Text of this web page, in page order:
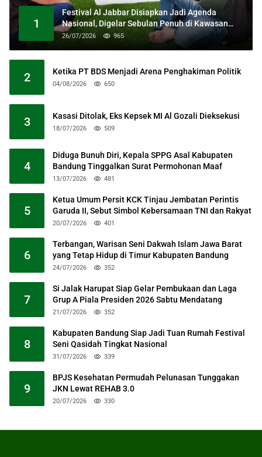
1
Festival Al Jabbar Disiapkan Jadi Agenda
Nasional, Digelar Sebulan Penuh di Kawasan
Masjid Raya Al Jabbar
26/07/2026 965
2 Ketika PT BDS Menjadi Arena Penghakiman Politik
04/08/2026 650
3 Kasasi Ditolak, Eks Kepsek MI Al Gozali Dieksekusi
18/07/2026 509
4
Diduga Bunuh Diri, Kepala SPPG Asal Kabupaten
Bandung Tinggalkan Surat Permohonan Maaf
13/07/2026 481
5
Ketua Umum Persit KCK Tinjau Jembatan Perintis
Garuda II, Sebut Simbol Kebersamaan TNI dan Rakyat
20/07/2026 401
6
Terbangan, Warisan Seni Dakwah Islam Jawa Barat
yang Tetap Hidup di Timur Kabupaten Bandung
24/07/2026 352
7
Si Jalak Harupat Siap Gelar Pembukaan dan Laga
Grup A Piala Presiden 2026 Sabtu Mendatang
21/07/2026 352
8
Kabupaten Bandung Siap Jadi Tuan Rumah Festival
Seni Qasidah Tingkat Nasional
31/07/2026 339
9
BPJS Kesehatan Permudah Pelunasan Tunggakan
JKN Lewat REHAB 3.0
20/07/2026 330